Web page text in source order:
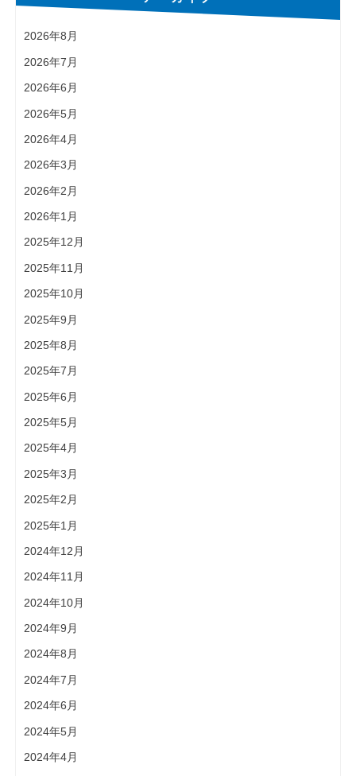
2026年8月
2026年7月
2026年6月
2026年5月
2026年4月
2026年3月
2026年2月
2026年1月
2025年12月
2025年11月
2025年10月
2025年9月
2025年8月
2025年7月
2025年6月
2025年5月
2025年4月
2025年3月
2025年2月
2025年1月
2024年12月
2024年11月
2024年10月
2024年9月
2024年8月
2024年7月
2024年6月
2024年5月
2024年4月